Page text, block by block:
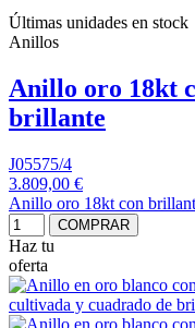
Últimas unidades en stock
Anillos
Anillo oro 18kt
brillante
J05575/4
3.809,00 €
Anillo oro 18kt con
COMPRAR
Haz tu
oferta